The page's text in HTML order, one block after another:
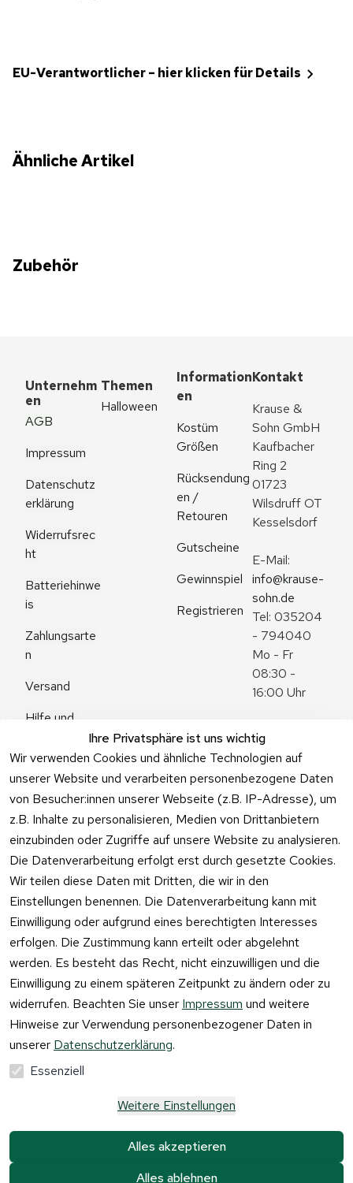
EU-Verantwortlicher – hier klicken für Details
Ähnliche Artikel
Zubehör
Ihre Privatsphäre ist uns wichtig
Wir verwenden Cookies und ähnliche Technologien auf
unserer Website und verarbeiten personenbezogene Daten
von Besucher:innen unserer Webseite (z.B. IP-Adresse), um
z.B. Inhalte zu personalisieren, Medien von Drittanbietern
einzubinden oder Zugriffe auf unsere Website zu analysieren.
Die Datenverarbeitung erfolgt erst durch gesetzte Cookies.
Wir teilen diese Daten mit Dritten, die wir in den
Einstellungen benennen. Die Datenverarbeitung kann mit
Einwilligung oder aufgrund eines berechtigten Interesses
erfolgen. Die Zustimmung kann erteilt oder abgelehnt
werden. Es besteht das Recht, nicht einzuwilligen und die
Einwilligung zu einem späteren Zeitpunkt zu ändern oder zu
widerrufen. Beachten Sie unser Impressum und weitere
Hinweise zur Verwendung personenbezogener Daten in
unserer Datenschutzerklärung.
Essenziell
Weitere Einstellungen
Alles akzeptieren
Alles ablehnen
Unternehm
en
AGB
Impressum
Datenschutz
erklärung
Widerrufsrec
ht
Batteriehinwe
is
Zahlungsarte
n
Versand
Hilfe und
Fragen
Themen
Halloween
Information
en
Kostüm
Größen
Rücksendung
en /
Retouren
Gutscheine
Gewinnspiel
Registrieren
Kontakt
Krause &
Sohn GmbH
Kaufbacher
Ring 2
01723
Wilsdruff OT
Kesselsdorf
info@krause-
sohn.de
Tel: 035204
- 794040
Mo - Fr
08:30 -
16:00 Uhr
Zum
Kontaktformu
lar
Vertrag
widerrufen
Mehrwertsteuer und zzgl. Versandkosten und